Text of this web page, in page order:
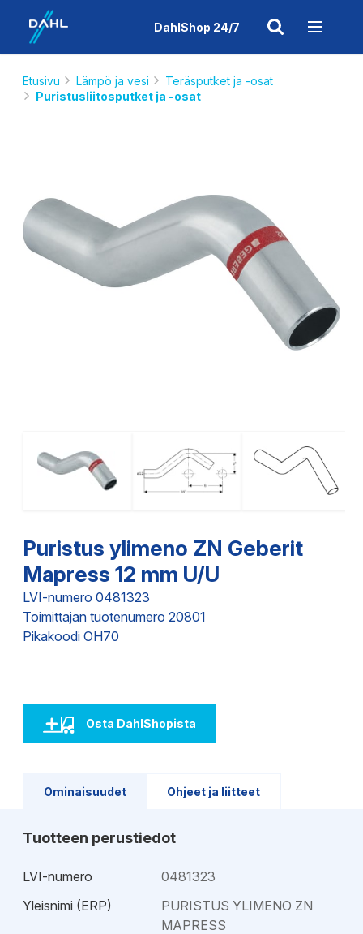
DahlShop 24/7
Etusivu Lämpö ja vesi
Teräsputket ja -osat
Puristusliitosputket ja -osat
Puristus ylimeno ZN Geberit
Mapress 12 mm U/U
LVI-numero 0481323
Toimittajan tuotenumero 20801
Pikakoodi OH70
Osta DahlShopista
Ominaisuudet Ohjeet ja liitteet
Tuotteen perustiedot
LVI-numero
0481323
Yleisnimi (ERP)
PURISTUS YLIMENO ZN
MAPRESS